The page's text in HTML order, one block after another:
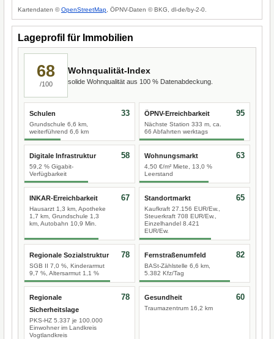
Kartendaten ©OpenStreetMap , ÖPNV-Daten © BKG, dl-de/by-2-0.
Lageprofil für Immobilien
68
/100
Wohnqualität-Index
solide Wohnqualität aus 100 % Datenabdeckung.
Schulen
Grundschule 6,6 km,
weiterführend 6,6 km
33 ÖPNV-Erreichbarkeit
Nächste Station 333 m, ca.
66 Abfahrten werktags
95
Digitale Infrastruktur
59,2 % Gigabit-
Verfügbarkeit
58 Wohnungsmarkt
4,50 €/m² Miete, 13,0 %
Leerstand
63
INKAR-Erreichbarkeit
Hausarzt 1,3 km, Apotheke
1,7 km, Grundschule 1,3
km, Autobahn 10,9 Min.
67 Standortmarkt
Kaufkraft 27.156 EUR/Ew.,
Steuerkraft 708 EUR/Ew.,
Einzelhandel 8.421
EUR/Ew.
65
Regionale Sozialstruktur
SGB II 7,0 %, Kinderarmut
9,7 %, Altersarmut 1,1 %
78 Fernstraßenumfeld
BASt-Zählstelle 6,6 km,
5.382 Kfz/Tag
82
Regionale
Sicherheitslage
PKS-HZ 5.337 je 100.000
Einwohner im Landkreis
Vogtlandkreis
78 Gesundheit
Traumazentrum 16,2 km
60